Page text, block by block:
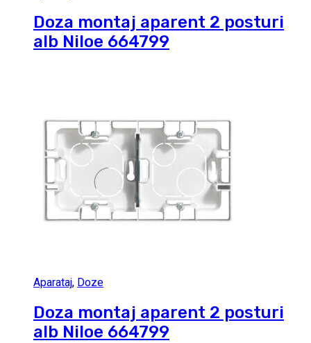
Doza montaj aparent 2 posturi
alb Niloe 664799
Aparataj, Doze
Doza montaj aparent 2 posturi
alb Niloe 664799